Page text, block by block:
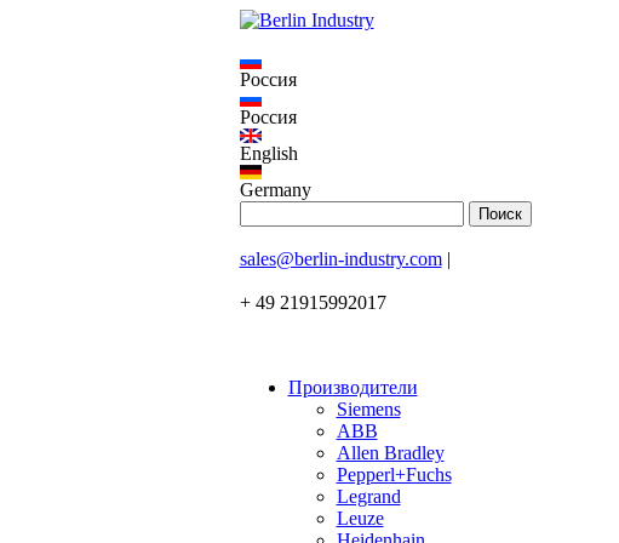
Россия
Россия
English
Germany
sales@berlin-industry.com|
+ 49 21915992017
Производители
Siemens
ABB
Allen Bradley
Pepperl+Fuchs
Legrand
Leuze